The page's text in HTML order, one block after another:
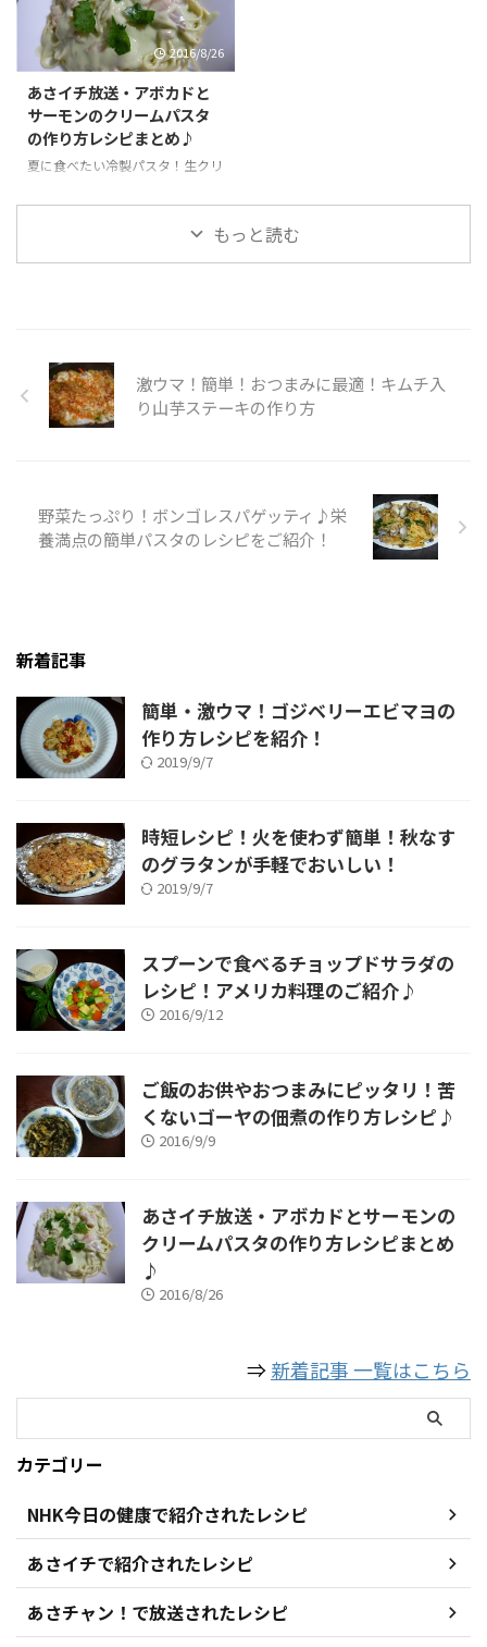
2016/8/26
あさイチ放送・アボカドと
サーモンのクリームパスタ
の作り方レシピまとめ♪
夏に食べたい冷製パスタ！生クリ
ーでとろ～と美味しい！スモーク
サーモンとの相性もバッチリ♪
もっと読む
激ウマ！簡単！おつまみに最適！キムチ入
り山芋ステーキの作り方
野菜たっぷり！ボンゴレスパゲッティ♪栄
養満点の簡単パスタのレシピをご紹介！
新着記事
簡単・激ウマ！ゴジベリーエビマヨの
作り方レシピを紹介！
2019/9/7
時短レシピ！火を使わず簡単！秋なす
のグラタンが手軽でおいしい！
2019/9/7
スプーンで食べるチョップドサラダの
レシピ！アメリカ料理のご紹介♪
2016/9/12
ご飯のお供やおつまみにピッタリ！苦
くないゴーヤの佃煮の作り方レシピ♪
2016/9/9
あさイチ放送・アボカドとサーモンの
クリームパスタの作り方レシピまとめ
♪
2016/8/26
⇒新着記事 一覧はこちら
カテゴリー
NHK今日の健康で紹介されたレシピ
あさイチで紹介されたレシピ
あさチャン！で放送されたレシピ